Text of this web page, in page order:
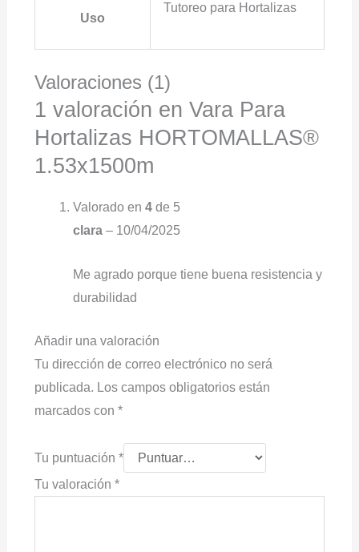
Uso
Tutoreo para Hortalizas
Valoraciones (1)
1 valoración en Vara Para
Hortalizas HORTOMALLAS®
1.53x1500m
Valorado en 4de 5
clara – 10/04/2025
Me agrado porque tiene buena resistencia y
durabilidad
Añadir una valoración
Tu dirección de correo electrónico no será
publicada. Los campos obligatorios están
marcados con *
Tu puntuación *
Tu valoración *